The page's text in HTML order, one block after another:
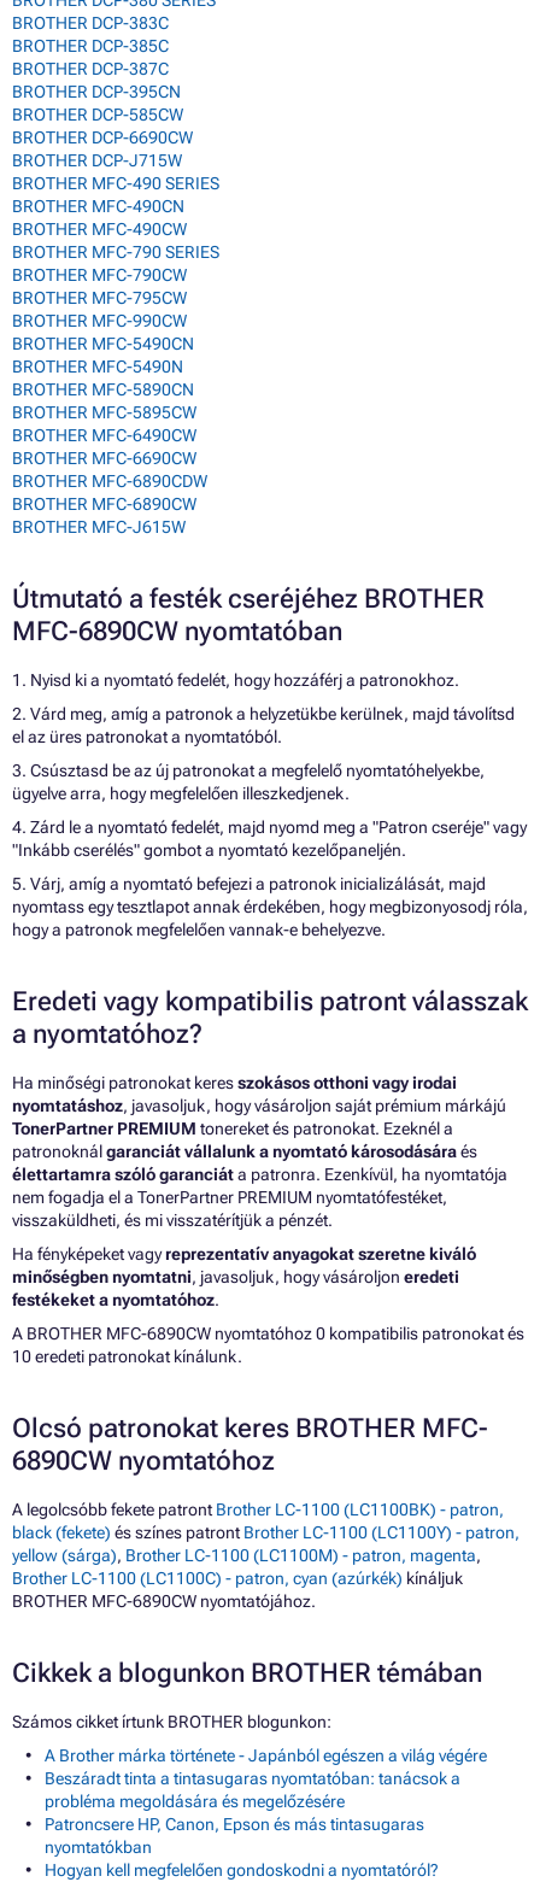
BROTHER DCP-383C
BROTHER DCP-385C
BROTHER DCP-387C
BROTHER DCP-395CN
BROTHER DCP-585CW
BROTHER DCP-6690CW
BROTHER DCP-J715W
BROTHER MFC-490 SERIES
BROTHER MFC-490CN
BROTHER MFC-490CW
BROTHER MFC-790 SERIES
BROTHER MFC-790CW
BROTHER MFC-795CW
BROTHER MFC-990CW
BROTHER MFC-5490CN
BROTHER MFC-5490N
BROTHER MFC-5890CN
BROTHER MFC-5895CW
BROTHER MFC-6490CW
BROTHER MFC-6690CW
BROTHER MFC-6890CDW
BROTHER MFC-6890CW
BROTHER MFC-J615W
Útmutató a festék cseréjéhez BROTHER
MFC-6890CW nyomtatóban
1. Nyisd ki a nyomtató fedelét, hogy hozzáférj a patronokhoz.
2. Várd meg, amíg a patronok a helyzetükbe kerülnek, majd távolítsd
el az üres patronokat a nyomtatóból.
3. Csúsztasd be az új patronokat a megfelelő nyomtatóhelyekbe,
ügyelve arra, hogy megfelelően illeszkedjenek.
4. Zárd le a nyomtató fedelét, majd nyomd meg a "Patron cseréje" vagy
"Inkább cserélés" gombot a nyomtató kezelőpaneljén.
5. Várj, amíg a nyomtató befejezi a patronok inicializálását, majd
nyomtass egy tesztlapot annak érdekében, hogy megbizonyosodj róla,
hogy a patronok megfelelően vannak-e behelyezve.
Eredeti vagy kompatibilis patront válasszak
a nyomtatóhoz?
Ha minőségi patronokat keresszokásos otthoni vagy irodai
nyomtatáshoz, javasoljuk, hogy vásároljon saját prémium márkájú
TonerPartner PREMIUM tonereket és patronokat. Ezeknél a
patronoknálgaranciát vállalunk a nyomtató károsodásáraés
élettartamra szóló garanciáta patronra. Ezenkívül, ha nyomtatója
nem fogadja el a TonerPartner PREMIUM nyomtatófestéket,
visszaküldheti, és mi visszatérítjük a pénzét.
Ha fényképeket vagyreprezentatív anyagokat szeretne kiváló
minőségben nyomtatni, javasoljuk, hogy vásároljon eredeti
festékeket a nyomtatóhoz.
A BROTHER MFC-6890CW nyomtatóhoz 0 kompatibilis patronokat és
10 eredeti patronokat kínálunk.
Olcsó patronokat keres BROTHER MFC-
6890CW nyomtatóhoz
A legolcsóbb fekete patrontBrother LC-1100 (LC1100BK) - patron,
black (fekete) és színes patrontBrother LC-1100 (LC1100Y) - patron,
yellow (sárga), Brother LC-1100 (LC1100M) - patron, magenta,
Brother LC-1100 (LC1100C) - patron, cyan (azúrkék) kínáljuk
BROTHER MFC-6890CW nyomtatójához.
Cikkek a blogunkon BROTHER témában
Számos cikket írtunk BROTHER blogunkon:
A Brother márka története - Japánból egészen a világ végére
Beszáradt tinta a tintasugaras nyomtatóban: tanácsok a
probléma megoldására és megelőzésére
Patroncsere HP, Canon, Epson és más tintasugaras
nyomtatókban
Hogyan kell megfelelően gondoskodni a nyomtatóról?